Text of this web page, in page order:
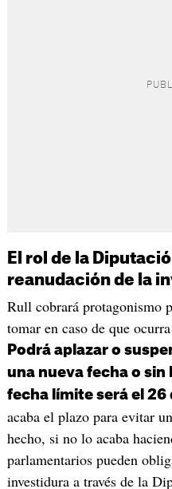
El rol de la
reanudación de la
Rull cobrará protagonismo
tomar en caso de que
Podrá aplazar o
una nueva fecha o sin
fecha límite será el 26
acaba el plazo para evitar
hecho, si no lo acaba
parlamentarios pueden
investidura a través de la